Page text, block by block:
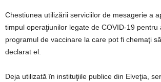
Chestiunea utilizării serviciilor de mesagerie a
timpul operaţiunilor legate de COVID-19 pentru
programul de vaccinare la care pot fi chemaţi
declarat el.
Deja utilizată în instituţiile publice din Elveţia,